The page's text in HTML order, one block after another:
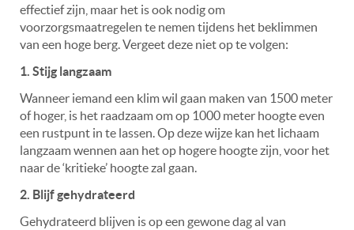
effectief zijn, maar het is ook nodig om
voorzorgsmaatregelen te nemen tijdens het beklimmen
van een hoge berg. Vergeet deze niet op te volgen:
1. Stijg langzaam
Wanneer iemand een klim wil gaan maken van 1500 meter
of hoger, is het raadzaam om op 1000 meter hoogte even
een rustpunt in te lassen. Op deze wijze kan het lichaam
langzaam wennen aan het op hogere hoogte zijn, voor het
naar de ‘kritieke’ hoogte zal gaan.
2. Blijf gehydrateerd
Gehydrateerd blijven is op een gewone dag al van